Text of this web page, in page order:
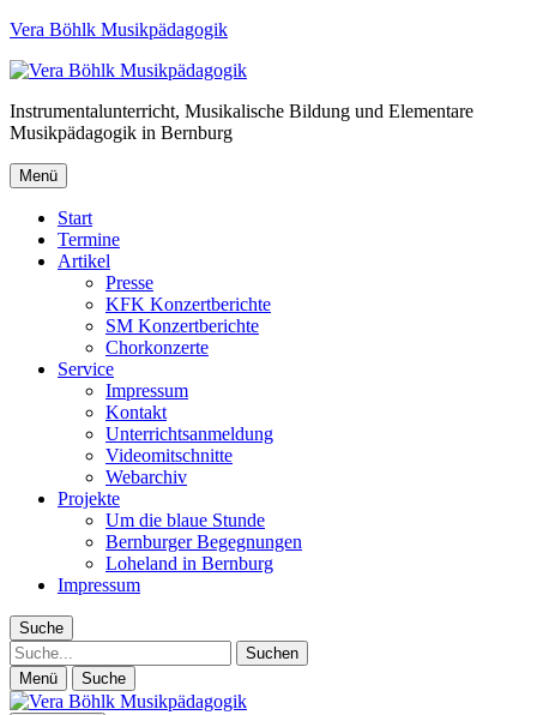
Vera Böhlk Musikpädagogik
Instrumentalunterricht, Musikalische Bildung und Elementare
Musikpädagogik in Bernburg
Menü
Start
Termine
Artikel
Presse
KFK Konzertberichte
SM Konzertberichte
Chorkonzerte
Service
Impressum
Kontakt
Unterrichtsanmeldung
Videomitschnitte
Webarchiv
Projekte
Um die blaue Stunde
Bernburger Begegnungen
Loheland in Bernburg
Impressum
Suche
Suche
Menü Suche